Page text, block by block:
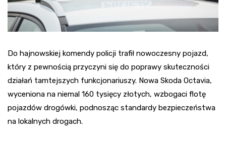
Do hajnowskiej komendy policji trafił nowoczesny pojazd,
który z pewnością przyczyni się do poprawy skuteczności
działań tamtejszych funkcjonariuszy. Nowa Skoda Octavia,
wyceniona na niemal 160 tysięcy złotych, wzbogaci flotę
pojazdów drogówki, podnosząc standardy bezpieczeństwa
na lokalnych drogach.